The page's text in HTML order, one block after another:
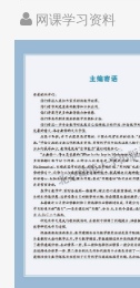
pdf 高清
网课学习资料